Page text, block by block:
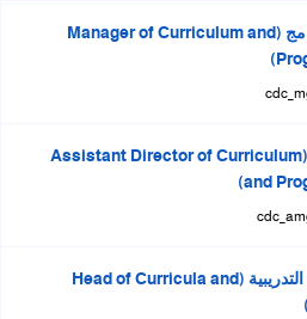
مدير مركز تطوير المناهج والبرامج (Manager of Curriculum and
مراقبة تطوير المناهج والبرامج (Assistant Director of Curriculum
and
قسم المناهج والبرامج والادوات التدريبية (Head of Curricula and